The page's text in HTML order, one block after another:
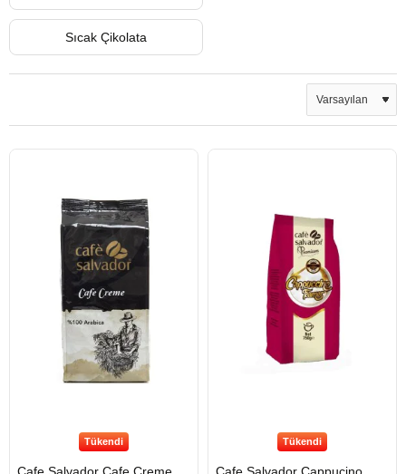
Sıcak Çikolata
Tükendi
Cafe Salvador Cafe Creme
Tükendi
Cafe Salvador Cappucino